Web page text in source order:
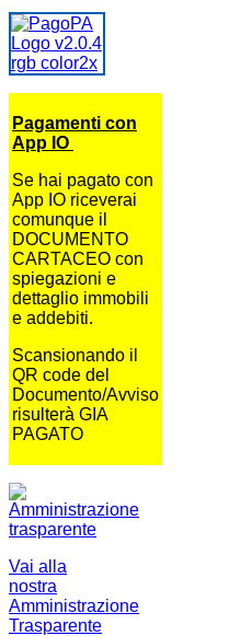
Pagamenti con
App IO
Se hai pagato con
App IO riceverai
comunque il
DOCUMENTO
CARTACEO con
spiegazioni e
dettaglio immobili
e addebiti.
Scansionando il
QR code del
Documento/Avviso
risulterà GIA
PAGATO
Vai alla
nostra
Amministrazione
Trasparente